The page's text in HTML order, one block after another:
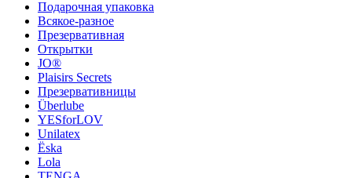
Подарочная упаковка
Всякое-разное
Презервативная
Открытки
JO®
Plaisirs Secrets
Презервативницы
Überlube
YESforLOV
Unilatex
Ёska
Lola